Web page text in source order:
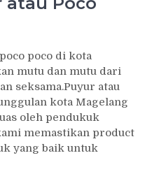
poco di kota
mutu dan mutu dari
seksama.Puyur atau
kota Magelang
oleh pendukuk
memastikan product
yang baik untuk